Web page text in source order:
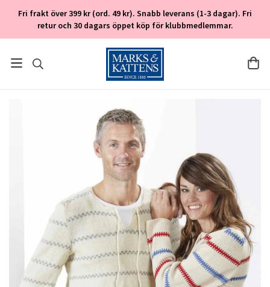
Fri frakt över 399 kr (ord. 49 kr). Snabb leverans (1-3 dagar). Fri
retur och 30 dagars öppet köp för klubbmedlemmar.